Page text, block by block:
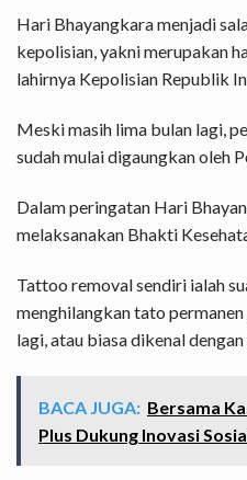
Hari Bhayangkara menjadi
kepolisian, yakni merupakan
lahirnya Kepolisian Republik
Meski masih lima bulan lagi,
sudah mulai digaungkan oleh
Dalam peringatan Hari
melaksanakan Bhakti
Tattoo removal sendiri ialah
menghilangkan tato
lagi, atau biasa dikenal
BACA JUGA: Bersama
Plus Dukung Inovasi